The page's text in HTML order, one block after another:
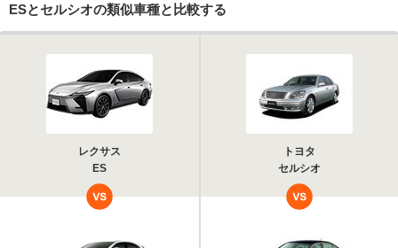
ESとセルシオの類似車種と比較する
レクサス
ES
トヨタ
セルシオ